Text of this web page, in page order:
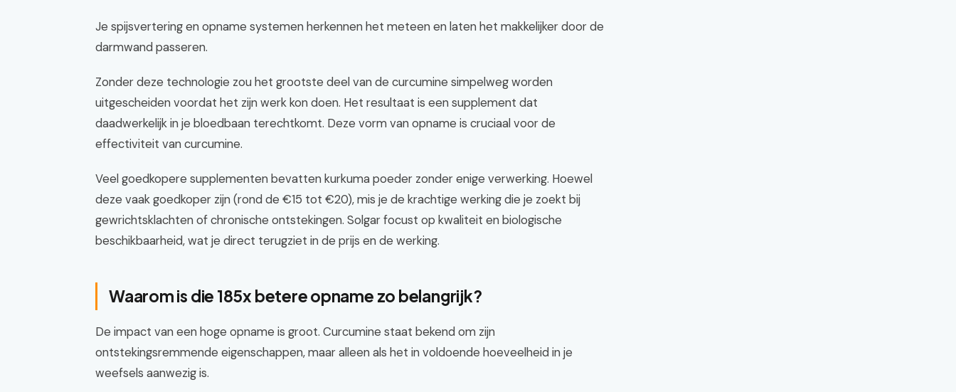
Je spijsvertering en opname systemen herkennen het meteen en laten het makkelijker door de
darmwand passeren.
Zonder deze technologie zou het grootste deel van de curcumine simpelweg worden
uitgescheiden voordat het zijn werk kon doen. Het resultaat is een supplement dat
daadwerkelijk in je bloedbaan terechtkomt. Deze vorm van opname is cruciaal voor de
effectiviteit van curcumine.
Veel goedkopere supplementen bevatten kurkuma poeder zonder enige verwerking. Hoewel
deze vaak goedkoper zijn (rond de €15 tot €20), mis je de krachtige werking die je zoekt bij
gewrichtsklachten of chronische ontstekingen. Solgar focust op kwaliteit en biologische
beschikbaarheid, wat je direct terugziet in de prijs en de werking.
Waarom is die 185x betere opname zo belangrijk?
De impact van een hoge opname is groot. Curcumine staat bekend om zijn
ontstekingsremmende eigenschappen, maar alleen als het in voldoende hoeveelheid in je
weefsels aanwezig is.